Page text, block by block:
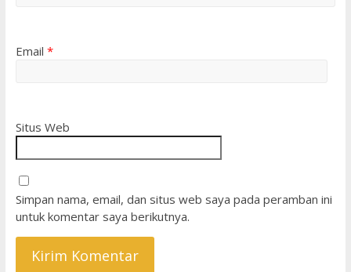
Email *
Situs Web
Simpan nama, email, dan situs web saya pada peramban ini
untuk komentar saya berikutnya.